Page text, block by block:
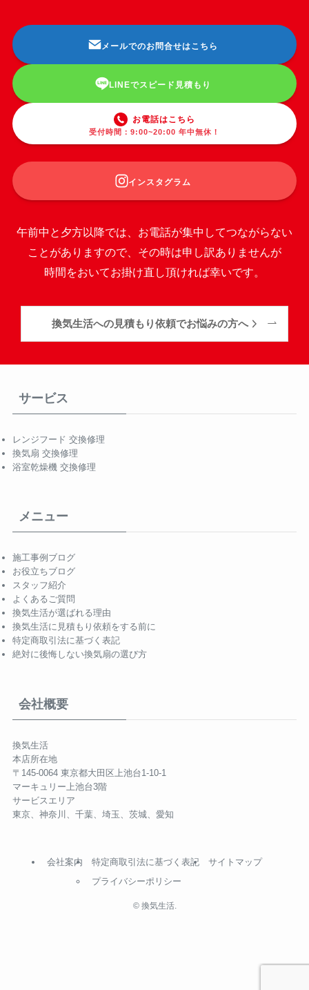
メールでのお問合せはこちら
LINEでスピード見積もり
お電話はこちら
受付時間：9:00~20:00 年中無休！
インスタグラム
午前中と夕方以降では、お電話が集中してつながらない
ことがありますので、その時は申し訳ありませんが
時間をおいてお掛け直し頂ければ幸いです。
換気生活への見積もり依頼でお悩みの方へ
サービス
レンジフード 交換修理
換気扇 交換修理
浴室乾燥機 交換修理
メニュー
施工事例ブログ
お役立ちブログ
スタッフ紹介
よくあるご質問
換気生活が選ばれる理由
換気生活に見積もり依頼をする前に
特定商取引法に基づく表記
絶対に後悔しない換気扇の選び方
会社概要
換気生活
本店所在地
〒145-0064 東京都大田区上池台1-10-1
マーキュリー上池台3階
サービスエリア
東京、神奈川、千葉、埼玉、茨城、愛知
会社案内
特定商取引法に基づく表記
プライバシーポリシー
サイトマップ
©換気生活.